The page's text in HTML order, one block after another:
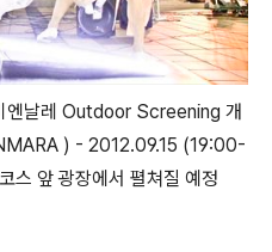
엔날레 Outdoor Screening 개
) - 2012.09.15 (19:00-
스 앞 광장에서 펼쳐질 예정